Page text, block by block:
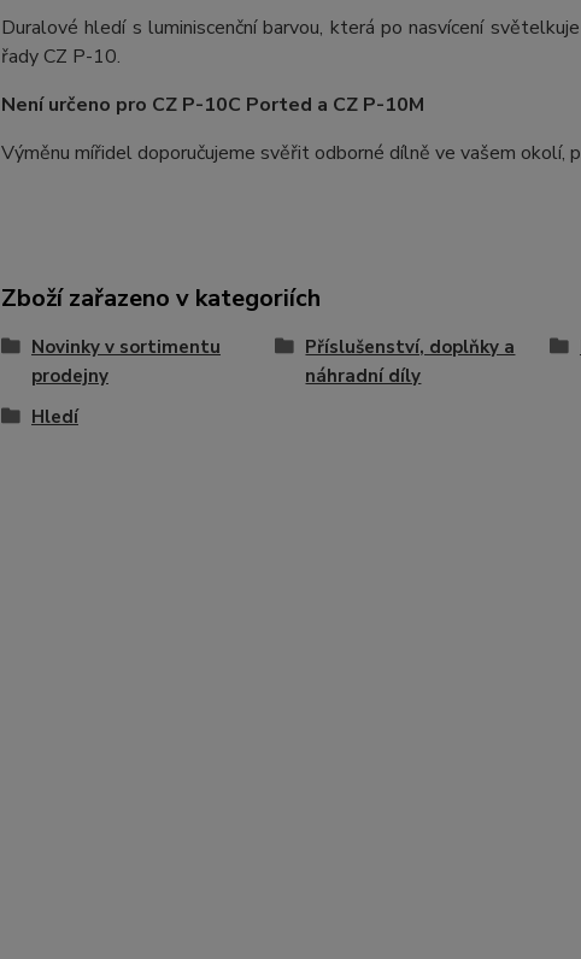
Duralové hledí s luminiscenční barvou, která po nasvícení
řady CZ P-10.
Není určeno pro CZ P-10C Ported a CZ P-10M
Výměnu mířidel doporučujeme svěřit odborné dílně ve vašem
Zboží zařazeno v kategoriích
Novinky v sortimentu
prodejny
Příslušenství, doplňky a
náhradní díly
Hledí